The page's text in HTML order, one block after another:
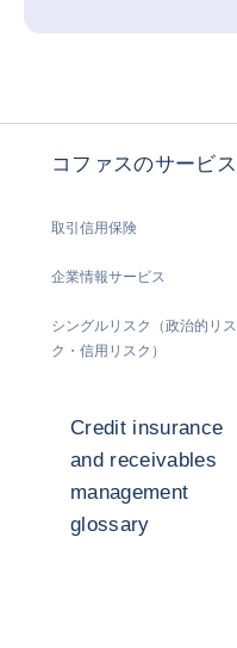
コファスのサービス
取引信用保険
企業情報サービス
シングルリスク（政治的リス
ク・信用リスク）
Credit insurance
and receivables
management
glossary